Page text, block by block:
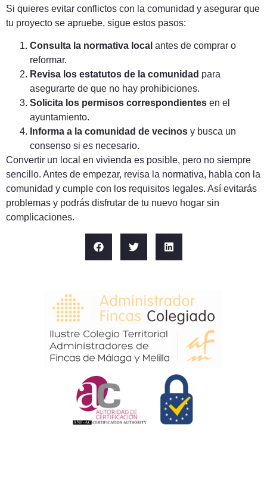
Si quieres evitar conflictos con la comunidad y asegurar que
tu proyecto se apruebe, sigue estos pasos:
Consulta la normativa local antes de comprar o
reformar.
Revisa los estatutos de la comunidad para
asegurarte de que no hay prohibiciones.
Solicita los permisos correspondientes en el
ayuntamiento.
Informa a la comunidad de vecinos y busca un
consenso si es necesario.
Convertir un local en vivienda es posible, pero no siempre
sencillo. Antes de empezar, revisa la normativa, habla con la
comunidad y cumple con los requisitos legales. Así evitarás
problemas y podrás disfrutar de tu nuevo hogar sin
complicaciones.